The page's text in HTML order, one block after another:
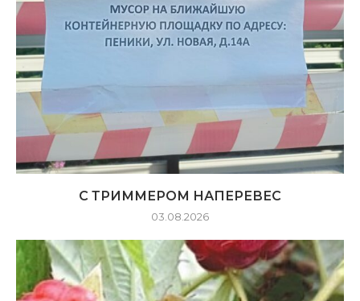
С ТРИММЕРОМ НАПЕРЕВЕС
03.08.2026